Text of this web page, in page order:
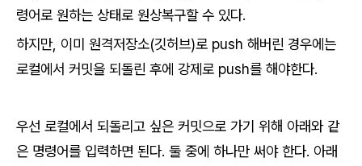
령어로 원하는 상태로 원상복구할 수 있다.
하지만, 이미 원격저장소(깃허브)로 push 해버린 경우에는
로컬에서 커밋을 되돌린 후에 강제로 push를 해야한다.
우선 로컬에서 되돌리고 싶은 커밋으로 가기 위해 아래와 같
은 명령어를 입력하면 된다. 둘 중에 하나만 써야 한다. 아래